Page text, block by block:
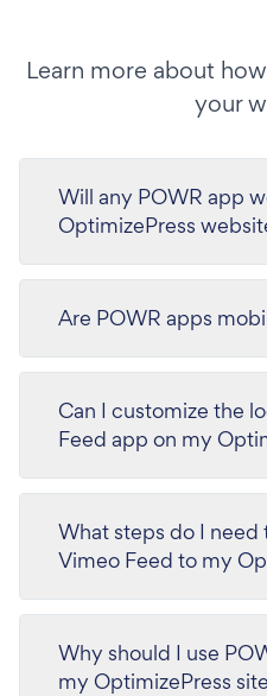
Learn more about
your
Will any POWR app
OptimizePress
Are POWR apps
Can I customize the
Feed app on my
What steps do I
Vimeo Feed to my
Why should I use
my OptimizePress